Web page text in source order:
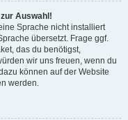
Auswahl!
Sprache nicht installiert
übersetzt. Frage ggf.
das du benötigst,
wir uns freuen, wenn du
können auf der Website
werden.